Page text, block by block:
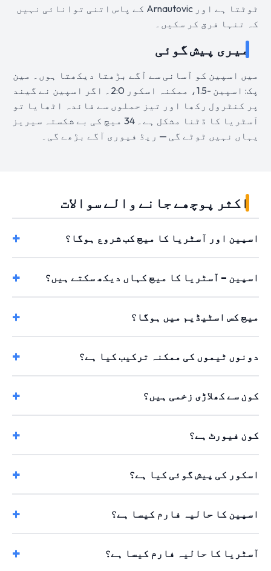
ٹوٹتا ہے اور Arnautovic کے پاس اتنی توانائی نہیں
کہ تنہا فرق کر سکیں۔
میری پیش گوئی
میں اسپین کو آسانی سے آگے بڑھتا دیکھتا ہوں۔ مین
پک: اسپین -1.5، ممکنہ اسکور 2:0۔ اگر اسپین نے گیند
پر کنٹرول رکھا اور تیز حملوں سے فائدہ اٹھایا تو
آسٹریا کا ڈٹنا مشکل ہے۔ 34 میچ کی بے شکستہ سیریز
یہاں نہیں ٹوٹے گی — ریڈ فیوری آگے بڑھے گی۔
اکثر پوچھے جانے والے سوالات
اسپین اور آسٹریا کا میچ کب شروع ہوگا؟
اسپین – آسٹریا کا میچ کہاں دیکھ سکتے ہیں؟
میچ کس اسٹیڈیم میں ہوگا؟
دونوں ٹیموں کی ممکنہ ترکیب کیا ہے؟
کون سے کھلاڑی زخمی ہیں؟
کون فیورٹ ہے؟
اسکور کی پیش گوئی کیا ہے؟
اسپین کا حالیہ فارم کیسا ہے؟
آسٹریا کا حالیہ فارم کیسا ہے؟